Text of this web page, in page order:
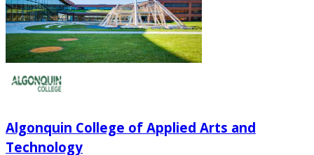
Algonquin College of Applied Arts and
Technology